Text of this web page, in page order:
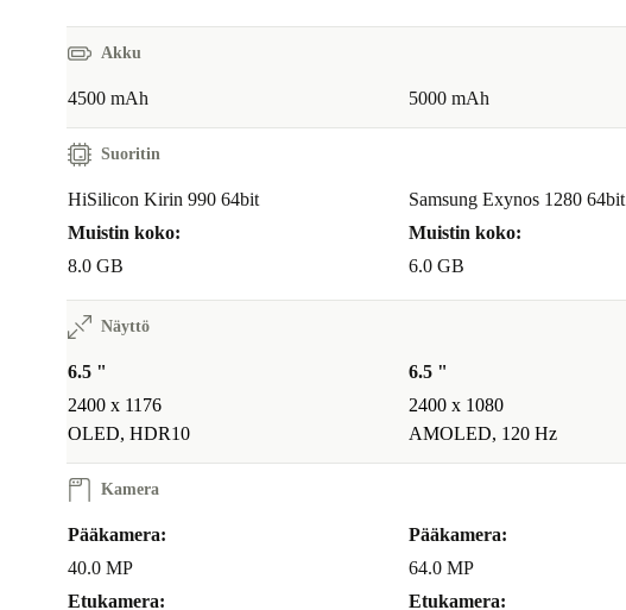
Akku
4500 mAh 5000 mAh
Suoritin
HiSilicon Kirin 990 64bit
Muistin koko:
8.0 GB
Samsung Exynos 1280 64bit
Muistin koko:
6.0 GB
Näyttö
6.5 "
2400 x 1176
OLED, HDR10
6.5 "
2400 x 1080
AMOLED, 120 Hz
Kamera
Pääkamera:
40.0 MP
Etukamera:
Pääkamera:
64.0 MP
Etukamera: